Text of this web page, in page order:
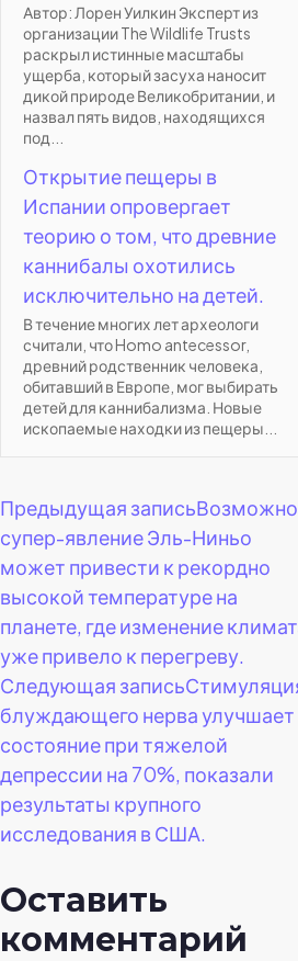
Автор: Лорен Уилкин Эксперт из
организации The Wildlife Trusts
раскрыл истинные масштабы
ущерба, который засуха наносит
дикой природе Великобритании, и
назвал пять видов, находящихся
под...
Открытие пещеры в
Испании опровергает
теорию о том, что древние
каннибалы охотились
исключительно на детей.
В течение многих лет археологи
считали, что Homo antecessor,
древний родственник человека,
обитавший в Европе, мог выбирать
детей для каннибализма. Новые
ископаемые находки из пещеры...
Навигация
по
записям
Предыдущая запись
супер-явление Эль-Ниньо
может привести к рекордно
высокой температуре на
планете, где изменение
уже привело к перегреву.
Следующая запись
блуждающего нерва улучшает
состояние при тяжелой
депрессии на 70%, показали
результаты крупного
исследования в США.
Оставить
комментарий